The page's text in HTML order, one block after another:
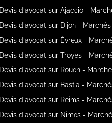
Devis d'avocat sur Ajaccio -
Devis d'avocat sur Dijon -
Devis d'avocat sur Évreux -
Devis d'avocat sur Troyes -
Devis d'avocat sur Rouen -
Devis d'avocat sur Bastia -
Devis d'avocat sur Reims -
Devis d'avocat sur Nimes -